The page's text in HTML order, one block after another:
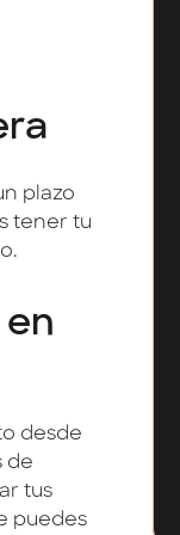
plazo
tener tu
desde
de
tus
puedes